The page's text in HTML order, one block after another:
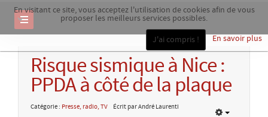
En visitant ce site, vous acceptez l'utilisation de cookies afin de vous
proposer les meilleurs services possibles.
En savoir plus
J'ai compris !
Risque sismique à Nice :
PPDA à côté de la plaque
Catégorie : Presse, radio, TV Écrit par André Laurenti